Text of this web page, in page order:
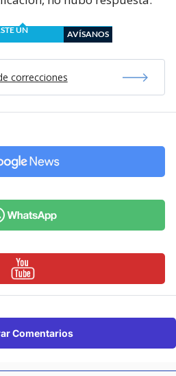
UN
AVÍSANOS
correcciones
Comentarios